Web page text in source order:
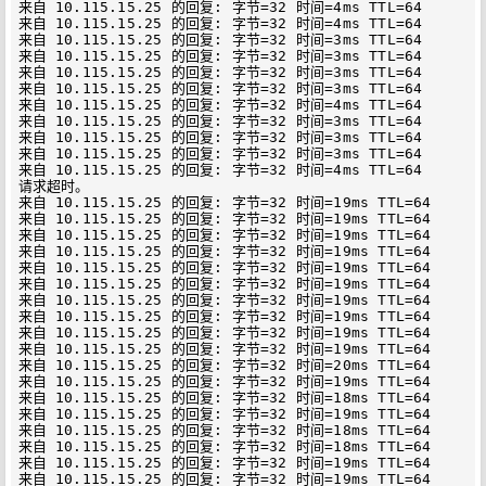
来自 10.115.15.25 的回复: 字节=32 时间=4ms TTL=64
来自 10.115.15.25 的回复: 字节=32 时间=4ms TTL=64
来自 10.115.15.25 的回复: 字节=32 时间=3ms TTL=64
来自 10.115.15.25 的回复: 字节=32 时间=3ms TTL=64
来自 10.115.15.25 的回复: 字节=32 时间=3ms TTL=64
来自 10.115.15.25 的回复: 字节=32 时间=3ms TTL=64
来自 10.115.15.25 的回复: 字节=32 时间=4ms TTL=64
来自 10.115.15.25 的回复: 字节=32 时间=3ms TTL=64
来自 10.115.15.25 的回复: 字节=32 时间=3ms TTL=64
来自 10.115.15.25 的回复: 字节=32 时间=3ms TTL=64
来自 10.115.15.25 的回复: 字节=32 时间=4ms TTL=64
请求超时。
来自 10.115.15.25 的回复: 字节=32 时间=19ms TTL=64
来自 10.115.15.25 的回复: 字节=32 时间=19ms TTL=64
来自 10.115.15.25 的回复: 字节=32 时间=19ms TTL=64
来自 10.115.15.25 的回复: 字节=32 时间=19ms TTL=64
来自 10.115.15.25 的回复: 字节=32 时间=19ms TTL=64
来自 10.115.15.25 的回复: 字节=32 时间=19ms TTL=64
来自 10.115.15.25 的回复: 字节=32 时间=19ms TTL=64
来自 10.115.15.25 的回复: 字节=32 时间=19ms TTL=64
来自 10.115.15.25 的回复: 字节=32 时间=19ms TTL=64
来自 10.115.15.25 的回复: 字节=32 时间=19ms TTL=64
来自 10.115.15.25 的回复: 字节=32 时间=20ms TTL=64
来自 10.115.15.25 的回复: 字节=32 时间=19ms TTL=64
来自 10.115.15.25 的回复: 字节=32 时间=18ms TTL=64
来自 10.115.15.25 的回复: 字节=32 时间=19ms TTL=64
来自 10.115.15.25 的回复: 字节=32 时间=18ms TTL=64
来自 10.115.15.25 的回复: 字节=32 时间=18ms TTL=64
来自 10.115.15.25 的回复: 字节=32 时间=19ms TTL=64
来自 10.115.15.25 的回复: 字节=32 时间=19ms TTL=64